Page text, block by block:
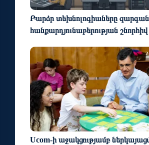
Բարձր տեխնոլոգիաները
հանքարդյունաբերության
Ucom-ի աջակցությամբ